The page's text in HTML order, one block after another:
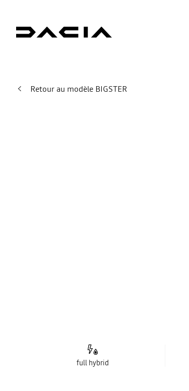
Retour au modèle BIGSTER
full hybrid